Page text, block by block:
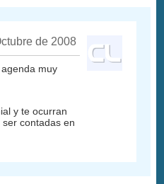
de 2008
muy
y te ocurran
contadas en